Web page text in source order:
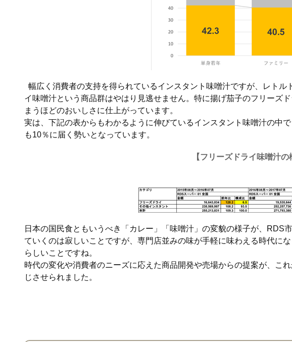
幅広く消費者の支持を得られているインスタント味噌汁ですが、レト
イ味噌汁という商品群はやはり見逃せません。特に揚げ茄子のフリーズ
まうほどのおいしさに仕上がっています。
実は、下記の表からもわかるように伸びているインスタント味噌汁の中
も10％に届く勢いとなっています。
【フリーズドライ味噌汁の
日本の国民食ともいうべき「カレー」「味噌汁」の変貌の様子が、RDS
ていくのは寂しいことですが、専門店並みの味が手軽に味わえる時代に
らしいことですね。
時代の変化や消費者のニーズに応えた商品開発や売場からの提案が、こ
じさせられました。